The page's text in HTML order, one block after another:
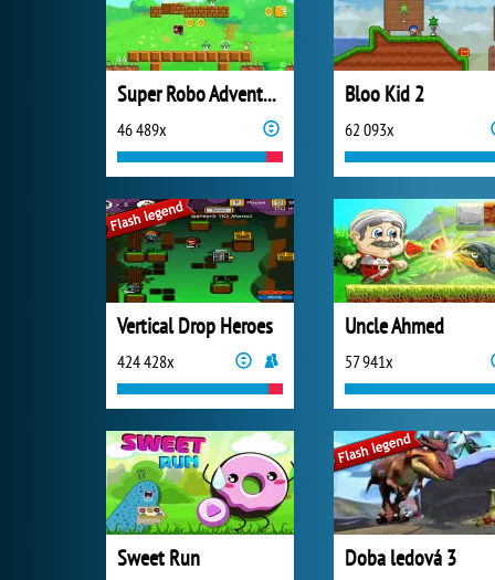
Super Robo Adventure
46 489x
Bloo Kid 2
62 093x
Vertical Drop Heroes
424 428x
Uncle Ahmed
57 941x
Sweet Run Doba ledová 3